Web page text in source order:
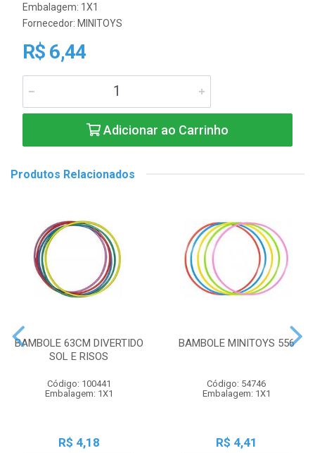
Embalagem: 1X1
Fornecedor: MINITOYS
R$ 6,44
Adicionar ao Carrinho
Produtos Relacionados
BAMBOLE 63CM DIVERTIDO
SOL E RISOS
Código: 100441
Embalagem: 1X1
R$ 4,18
BAMBOLE MINITOYS 556
Código: 54746
Embalagem: 1X1
R$ 4,41